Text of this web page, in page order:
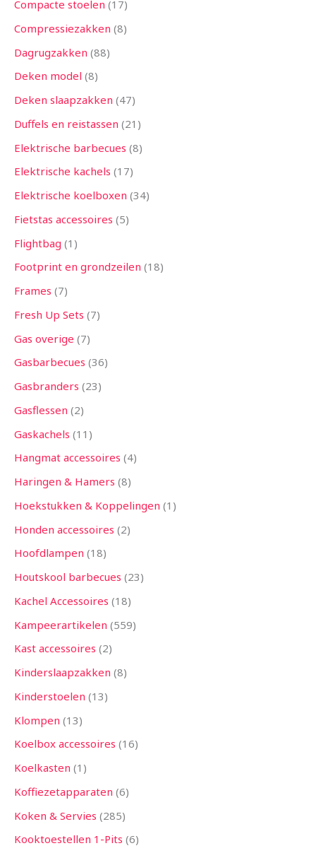
Compacte stoelen 17
Compressiezakken 8
Dagrugzakken 88
Deken model 8
Deken slaapzakken 47
Duffels en reistassen 21
Elektrische barbecues 8
Elektrische kachels 17
Elektrische koelboxen 34
Fietstas accessoires 5
Flightbag 1
Footprint en grondzeilen 18
Frames 7
Fresh Up Sets 7
Gas overige 7
Gasbarbecues 36
Gasbranders 23
Gasflessen 2
Gaskachels 11
Hangmat accessoires 4
Haringen & Hamers 8
Hoekstukken & Koppelingen 1
Honden accessoires 2
Hoofdlampen 18
Houtskool barbecues 23
Kachel Accessoires 18
Kampeerartikelen 559
Kast accessoires 2
Kinderslaapzakken 8
Kinderstoelen 13
Klompen 13
Koelbox accessoires 16
Koelkasten 1
Koffiezetapparaten 6
Koken & Servies 285
Kooktoestellen 1-Pits 6